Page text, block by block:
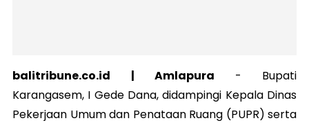
balitribune.co.id | Amlapura - Bupati
Karangasem, I Gede Dana, didampingi Kepala Dinas
Pekerjaan Umum dan Penataan Ruang (PUPR) serta